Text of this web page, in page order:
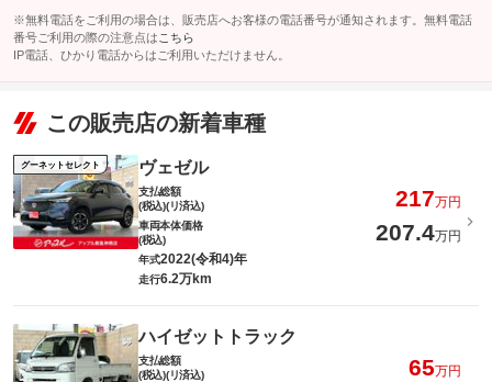
※無料電話をご利用の場合は、販売店へお客様の電話番号が通知されます。無料電話
番号ご利用の際の注意点は こちら
IP電話、ひかり電話からはご利用いただけません。
この販売店の新着車種
グーネットセレクト ヴェゼル
支払総額
(税込)(リ済込)
217万円
車両本体価格
(税込)
207.4万円
年式2022(令和4)年
走行6.2万km
ハイゼットトラック
支払総額
(税込)(リ済込)
65万円